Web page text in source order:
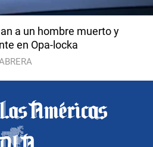
a un hombre muerto y
en Opa-locka